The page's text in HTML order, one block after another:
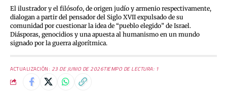
El ilustrador y el filósofo, de origen judío y armenio respectivamente,
dialogan a partir del pensador del Siglo XVII expulsado de su
comunidad por cuestionar la idea de “pueblo elegido” de Israel.
Diásporas, genocidios y una apuesta al humanismo en un mundo
signado por la guerra algorítmica.
ACTUALIZACIÓN: 23 DE JUNIO DE 2026TIEMPO DE LECTURA: 1